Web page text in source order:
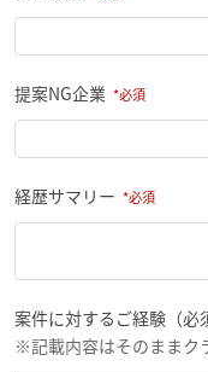
提案NG企業
経歴サマリー
案件に対するご経験（必
※記載内容はそのままク